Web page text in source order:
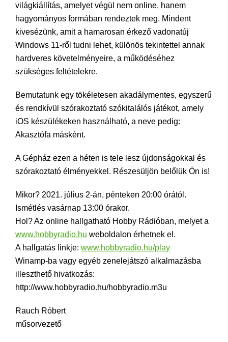
világkiállítás, amelyet végül nem online, hanem
hagyományos formában rendeztek meg. Mindent
kivesézünk, amit a hamarosan érkező vadonatúj
Windows 11-ről tudni lehet, különös tekintettel annak
hardveres követelményeire, a működéséhez
szükséges feltételekre.
Bemutatunk egy tökéletesen akadálymentes, egyszerű
és rendkívül szórakoztató szókitalálós játékot, amely
iOS készülékeken használható, a neve pedig:
Akasztófa másként.
A Gépház ezen a héten is tele lesz újdonságokkal és
szórakoztató élményekkel. Részesüljön belőlük Ön is!
Mikor? 2021. július 2-án, pénteken 20:00 órától.
Ismétlés vasárnap 13:00 órakor.
Hol? Az online hallgatható Hobby Rádióban, melyet a
www.hobbyradio.hu weboldalon érhetnek el.
A hallgatás linkje: www.hobbyradio.hu/play
Winamp-ba vagy egyéb zenelejátszó alkalmazásba
illeszthető hivatkozás:
http://www.hobbyradio.hu/hobbyradio.m3u
Rauch Róbert
műsorvezető